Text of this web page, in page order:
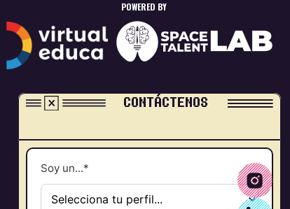
POWERED BY
CONTÁCTENOS
Soy un...*